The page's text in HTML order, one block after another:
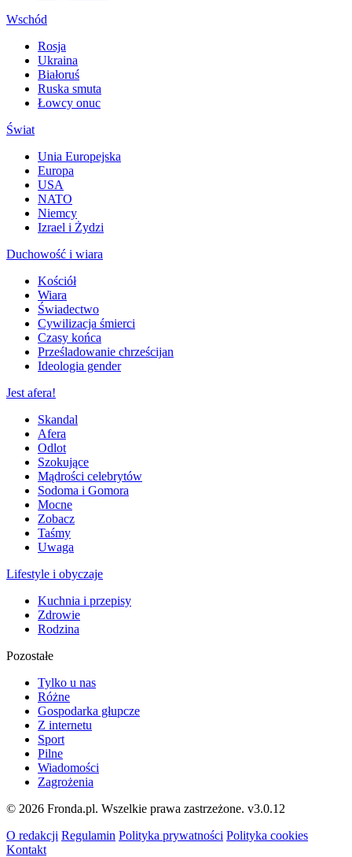
Wschód
Rosja
Ukraina
Białoruś
Ruska smuta
Łowcy onuc
Świat
Unia Europejska
Europa
USA
NATO
Niemcy
Izrael i Żydzi
Duchowość i wiara
Kościół
Wiara
Świadectwo
Cywilizacja śmierci
Czasy końca
Prześladowanie chrześcijan
Ideologia gender
Jest afera!
Skandal
Afera
Odlot
Szokujące
Mądrości celebrytów
Sodoma i Gomora
Mocne
Zobacz
Taśmy
Uwaga
Lifestyle i obyczaje
Kuchnia i przepisy
Zdrowie
Rodzina
Pozostałe
Tylko u nas
Różne
Gospodarka głupcze
Z internetu
Sport
Pilne
Wiadomości
Zagrożenia
© 2026 Fronda.pl. Wszelkie prawa zastrzeżone. v3.0.12
O redakcji Regulamin Polityka prywatności Polityka cookies
Kontakt